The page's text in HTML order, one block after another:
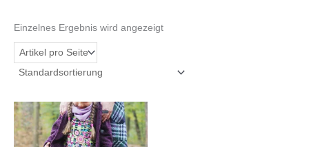
Einzelnes Ergebnis wird angezeigt
Dieses
Produkt
weist